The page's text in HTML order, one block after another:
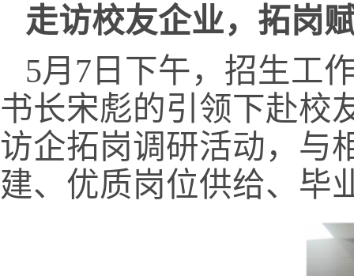
走访校友企业，拓岗
5月 7 日下午，招生工
书长宋彪的引领下赴校
访企拓岗调研活动，与
建、优质岗位供给、毕